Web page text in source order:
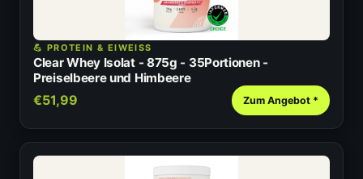
💪 PROTEIN & EIWEISS
Clear Whey Isolat - 875g - 35Portionen -
Preiselbeere und Himbeere
€51,99 Zum Angebot *